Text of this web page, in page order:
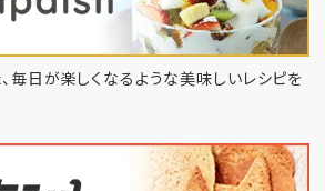
毎日が楽しくなるような美味しいレシピを